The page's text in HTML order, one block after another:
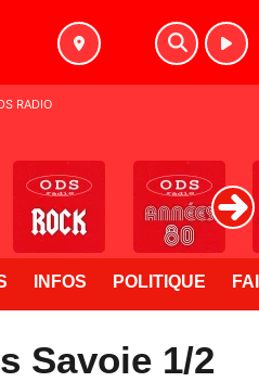
INFOS POLITIQUE
Savoie 1/2
RADIO